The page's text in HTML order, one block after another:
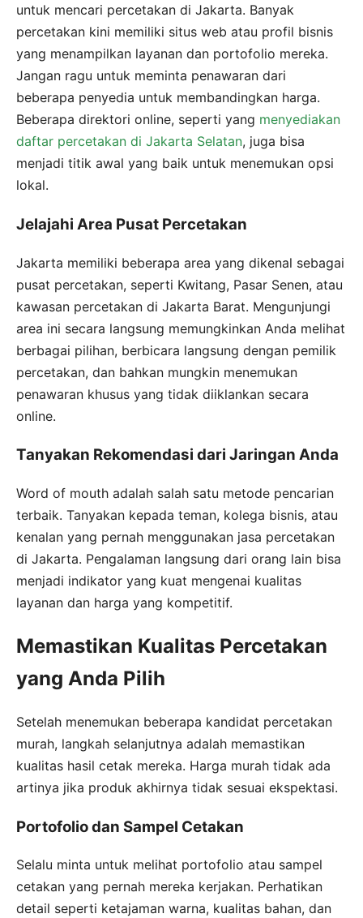
untuk mencari percetakan di Jakarta. Banyak
percetakan kini memiliki situs web atau profil bisnis
yang menampilkan layanan dan portofolio mereka.
Jangan ragu untuk meminta penawaran dari
beberapa penyedia untuk membandingkan harga.
Beberapa direktori online, seperti yang menyediakan
daftar percetakan di Jakarta Selatan, juga bisa
menjadi titik awal yang baik untuk menemukan opsi
lokal.
Jelajahi Area Pusat Percetakan
Jakarta memiliki beberapa area yang dikenal sebagai
pusat percetakan, seperti Kwitang, Pasar Senen, atau
kawasan percetakan di Jakarta Barat. Mengunjungi
area ini secara langsung memungkinkan Anda melihat
berbagai pilihan, berbicara langsung dengan pemilik
percetakan, dan bahkan mungkin menemukan
penawaran khusus yang tidak diiklankan secara
online.
Tanyakan Rekomendasi dari Jaringan Anda
Word of mouth adalah salah satu metode pencarian
terbaik. Tanyakan kepada teman, kolega bisnis, atau
kenalan yang pernah menggunakan jasa percetakan
di Jakarta. Pengalaman langsung dari orang lain bisa
menjadi indikator yang kuat mengenai kualitas
layanan dan harga yang kompetitif.
Memastikan Kualitas Percetakan
yang Anda Pilih
Setelah menemukan beberapa kandidat percetakan
murah, langkah selanjutnya adalah memastikan
kualitas hasil cetak mereka. Harga murah tidak ada
artinya jika produk akhirnya tidak sesuai ekspektasi.
Portofolio dan Sampel Cetakan
Selalu minta untuk melihat portofolio atau sampel
cetakan yang pernah mereka kerjakan. Perhatikan
detail seperti ketajaman warna, kualitas bahan, dan